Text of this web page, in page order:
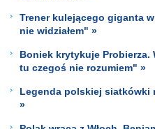
Trener kulejącego giganta
nie widziałem" »
Boniek krytykuje Probierza.
tu czegoś nie rozumiem" »
Legenda polskiej siatkówki
»